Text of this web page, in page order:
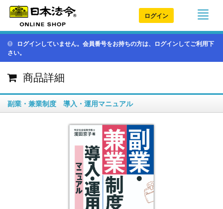
ログイン
ログインしていません。会員番号をお持ちの方は、ログインしてご利用下
さい。
商品詳細
副業・兼業制度 導入・運用マニュアル